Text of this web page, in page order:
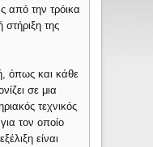
από την τρόικα
στήριξη της
όπως και κάθε
σε μια
τεχνικός
τον οποίο
είναι